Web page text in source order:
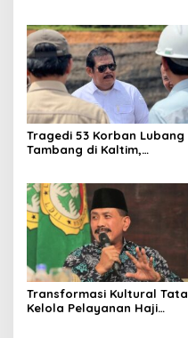
Tragedi 53 Korban Lubang
Tambang di Kaltim,
Transformasi Kultural Tata
Kelola Pelayanan Haji